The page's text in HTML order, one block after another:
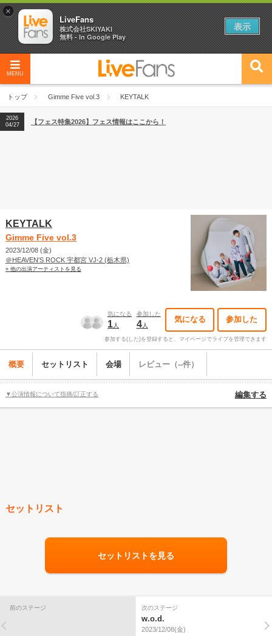
MENU
トップ Gimme Five vol.3 KEYTALK
2026
04/27
2026
【ライブ動員ランキング】2026年上半期編発表！
2026
04/27
【フェス特集2026】フェス情報はここから！
KEYTALK
Gimme Five vol.3
2023/12/08 (金)
＠HEAVEN'S ROCK 宇都宮 VJ-2 (栃木県)
» 他の出演アーティストを見る
気になる
1人
参加した
4人
気になる 参加した
参加する(した)を登録すると、マイページでライブを管理できます
概要 セットリスト 会場 レビュー（--件）
▼公演情報について指摘/訂正する 編集する
セットリスト
セットリストを見る
前のステージ 次のステージ
w.o.d.
2023/12/08(金)
×
LiveFans
株式会社SKIYAKI
無料 - In Google Play
表示